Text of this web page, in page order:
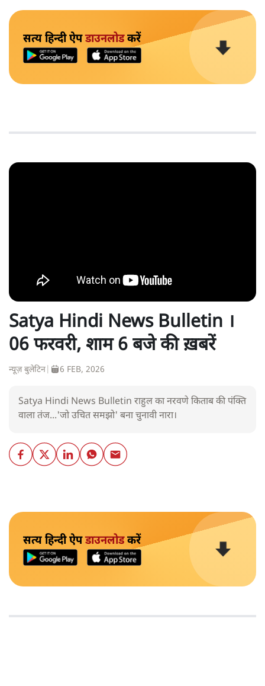
सत्य हिन्दी ऐपडाउनलोडकरें
Satya Hindi News Bulletin ।
06 फरवरी, शाम 6 बजे की ख़बरें
न्यूज़ बुलेटिन 6 FEB, 2026
Satya Hindi News Bulletin राहुल का नरवणे किताब की पंक्ति
वाला तंज...'जो उचित समझो' बना चुनावी नारा।
सत्य हिन्दी ऐपडाउनलोडकरें